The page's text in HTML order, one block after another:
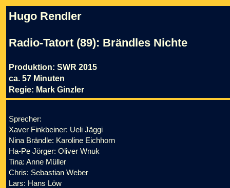
Hugo Rendler
Radio-Tatort (89): Brändles Nichte
Produktion: SWR 2015
ca. 57 Minuten
Regie: Mark Ginzler
Sprecher:
Xaver Finkbeiner: Ueli Jäggi
Nina Brändle: Karoline Eichhorn
Ha-Pe Jörger: Oliver Wnuk
Tina: Anne Müller
Chris: Sebastian Weber
Lars: Hans Löw